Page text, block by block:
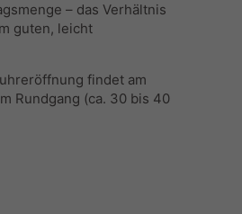
– das Verhältnis
guten, leicht
findet am
Rundgang (ca. 30 bis 40